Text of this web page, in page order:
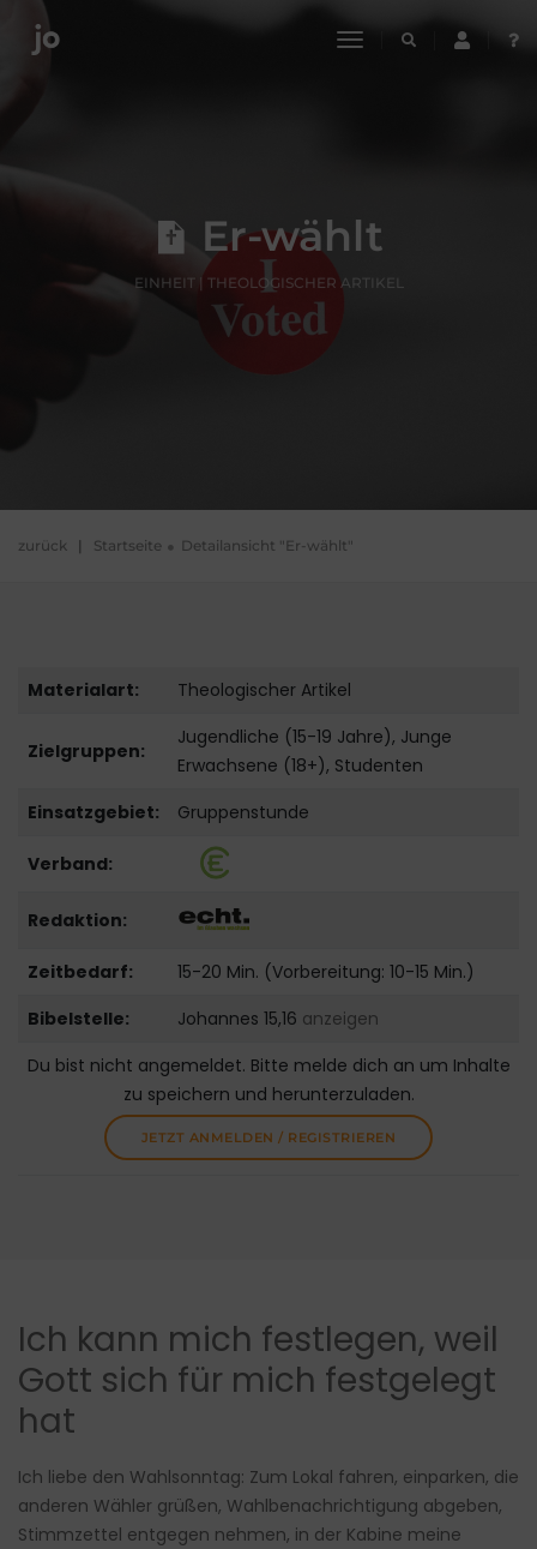
toggle
Er-wählt
EINHEIT | THEOLOGISCHER ARTIKEL
zurück | Startseite Detailansicht "Er-wählt"
Materialart: Theologischer Artikel
Zielgruppen:
Jugendliche (15-19 Jahre), Junge
Erwachsene (18+), Studenten
Einsatzgebiet:
Gruppenstunde
Verband:
Redaktion:
Zeitbedarf:
15-20 Min. (Vorbereitung: 10-15 Min.)
Bibelstelle:
Johannes 15,16 anzeigen
Du bist nicht angemeldet. Bitte melde dich an um Inhalte
zu speichern und herunterzuladen.
JETZT ANMELDEN / REGISTRIEREN
Ich kann mich festlegen, weil
Gott sich für mich festgelegt
hat
Ich liebe den Wahlsonntag: Zum Lokal fahren, einparken, die
anderen Wähler grüßen, Wahlbenachrichtigung abgeben,
Stimmzettel entgegen nehmen, in der Kabine meine